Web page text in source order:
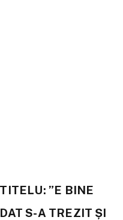
”E BINE
S-A TREZIT ȘI